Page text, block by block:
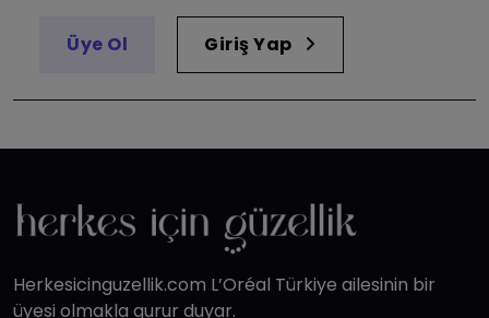
Üye Ol Giriş Yap
Herkesicinguzellik.com L’Oréal Türkiye ailesinin bir
üyesi olmakla gurur duyar.